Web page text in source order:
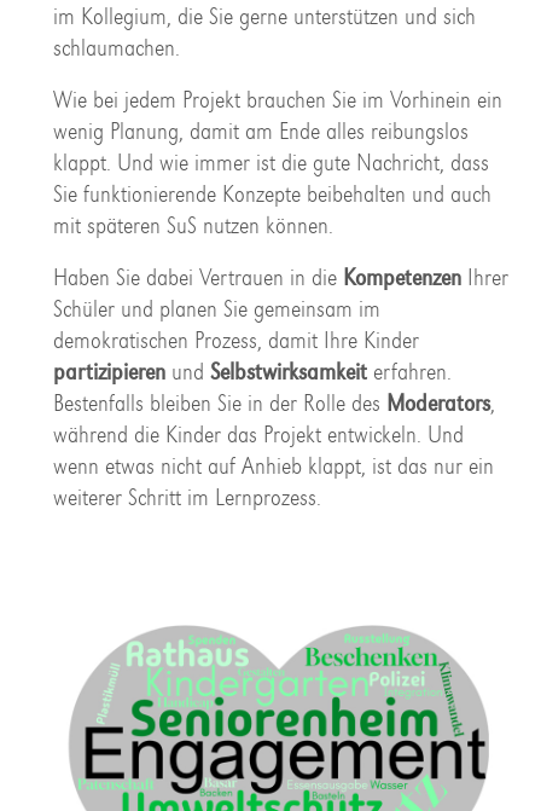
im Kollegium, die Sie gerne unterstützen und sich
schlaumachen.
Wie bei jedem Projekt brauchen Sie im Vorhinein ein
wenig Planung, damit am Ende alles reibungslos
klappt. Und wie immer ist die gute Nachricht, dass
Sie funktionierende Konzepte beibehalten und auch
mit späteren SuS nutzen können.
Haben Sie dabei Vertrauen in die KompetenzenIhrer
Schüler und planen Sie gemeinsam im
demokratischen Prozess, damit Ihre Kinder
partizipierenund Selbstwirksamkeiterfahren.
Bestenfalls bleiben Sie in der Rolle des Moderators,
während die Kinder das Projekt entwickeln. Und
wenn etwas nicht auf Anhieb klappt, ist das nur ein
weiterer Schritt im Lernprozess.